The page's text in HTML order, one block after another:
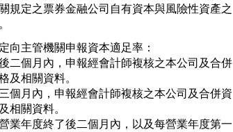
規定之票券金融公司自有資本與風險性資產之
向主管機關申報資本適足率：
二個月內，申報經會計師複核之本公司及合併
及相關資料。
個月內，申報經會計師複核之本公司及合併資
相關資料。
業年度終了後二個月內，以及每營業年度第一